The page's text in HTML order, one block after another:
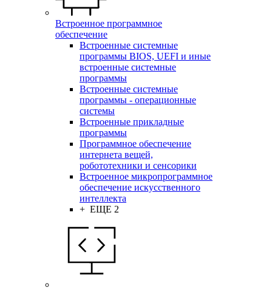
Встроенное программное
обеспечение
Встроенные системные
программы BIOS, UEFI и иные
встроенные системные
программы
Встроенные системные
программы - операционные
системы
Встроенные прикладные
программы
Программное обеспечение
интернета вещей,
робототехники и сенсорики
Встроенное микропрограммное
обеспечение искусственного
интеллекта
+ ЕЩЕ 2